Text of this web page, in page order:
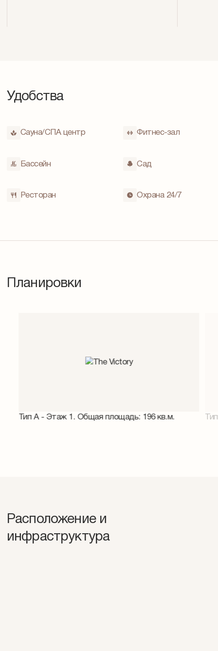
Удобства
Сауна/СПА центр Фитнес-зал
Бассейн Cад
Ресторан Охрана 24/7
Планировки
Тип A - Этаж 1. Общая площадь: 196 кв.м.
Расположение и
инфраструктура